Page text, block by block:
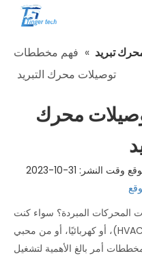
تبريد » فهم مخططات
توصيلات محرك التبريد
محرك
المؤلف: محرر الموقع وقت النشر: 31-10-2023
المحركات المبردة؟ سواء كنت
فني التدفئة والتهوية وتكييف الهواء (HVAC)، أو كهربائيًا، أو من محبي
أمر بالغ الأهمية لتشغيل